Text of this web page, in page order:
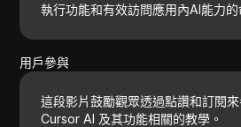
執行功能和有效訪問應用內AI能力的
用戶參與
這段影片鼓勵觀眾透過點讚和訂閱
Cursor AI 及其功能相關的教學。